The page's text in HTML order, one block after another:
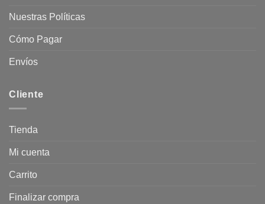
Nuestras Políticas
Cómo Pagar
Envíos
Cliente
Tienda
Mi cuenta
Carrito
Finalizar compra